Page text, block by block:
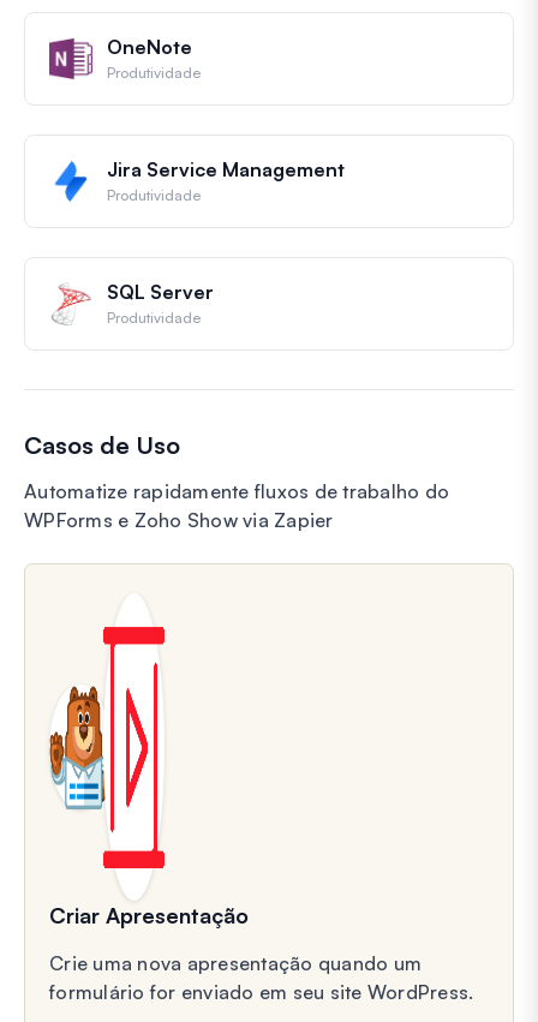
OneNote
Produtividade
Jira Service Management
Produtividade
SQL Server
Produtividade
Casos de Uso
Automatize rapidamente fluxos de trabalho do
WPForms e Zoho Show via Zapier
Criar Apresentação
Crie uma nova apresentação quando um
formulário for enviado em seu site WordPress.